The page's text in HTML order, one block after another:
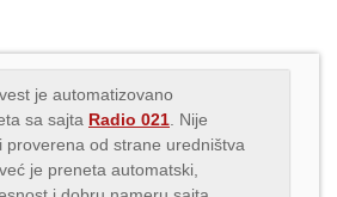
je automatizovano
sa sajta Radio 021 . Nije
proverena od strane uredništva
je preneta automatski,